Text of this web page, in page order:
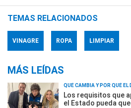
TEMAS RELACIONADOS
VINAGRE ROPA LIMPIAR
MÁS LEÍDAS
QUÉ CAMBIA Y POR QUÉ EL
Los requisitos que
el Estado pueda